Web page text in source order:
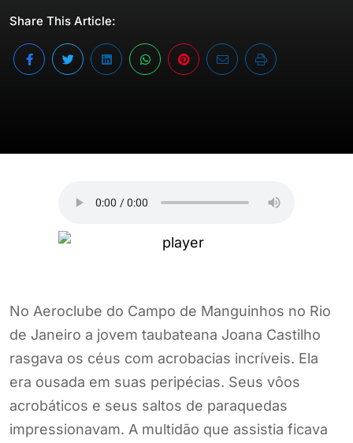
Share This Article:
No Aeroclube do Campo de Manguinhos no Rio
de Janeiro a jovem taubateana Joana Castilho
rasgava os céus com acrobacias incríveis. Ela
era ousada em suas peripécias. Seus vôos
acrobáticos e seus saltos de paraquedas
impressionavam. A multidão que assistia ficava